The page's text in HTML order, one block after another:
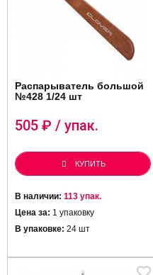
Распарыватель большой
№428 1/24 шт
505 ₽ / упак.
КУПИТЬ
В наличии: 113 упак.
Цена за: 1 упаковку
В упаковке: 24 шт